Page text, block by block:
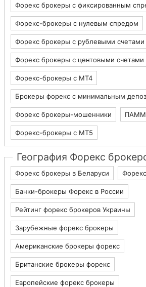
Форекс брокеры с фиксированным
Форекс-брокеры с нулевым спредом
Форекс брокеры с рублевыми счетами
Форекс брокеры с центовыми счетами
Форекс-брокеры с MT4
Брокеры форекс с минимальным
Форекс брокеры-мошенники ПАММ
Форекс-брокеры с MT5
География Форекс
Форекс брокеры в Беларуси
Банки-брокеры Форекс в России
Рейтинг форекс брокеров Украины
Зарубежные форекс брокеры
Американские брокеры форекс
Британские брокеры форекс
Европейские форекс брокеры